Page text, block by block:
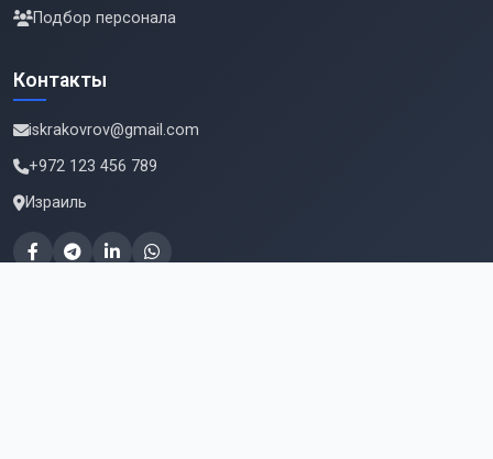
Подбор персонала
Контакты
iskrakovrov@gmail.com
+972 123 456 789
Израиль